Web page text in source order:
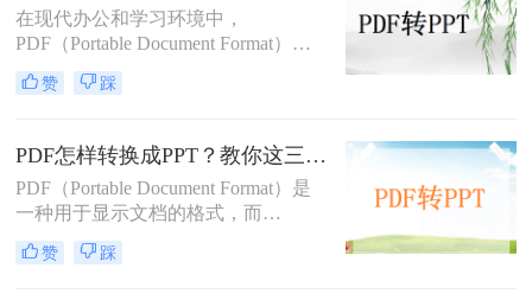
在现代办公和学习环境中，
PDF（Portable Document Format）因
其出色的跨平台兼容性和保持文档格
式不变的能力而广受欢迎。然而，在
件中的内容转换成PPT（PowerPoint
Presentation）格式，以便进行演示或
进一步编辑。那么pdf文件如何转ppt
格式呢？本文将详细介绍几种将PDF
文件转换为PPT格式的有效方法，帮
助您轻松应对这一需求。
赞 踩
PDF怎样转换成PPT？教你这三种转换方法！
PDF（Portable Document Format）是
一种用于显示文档的格式，而
PPT（PowerPoint）是一种用于演示的
文件格式。PDF文件常用于保存文档
赞 踩